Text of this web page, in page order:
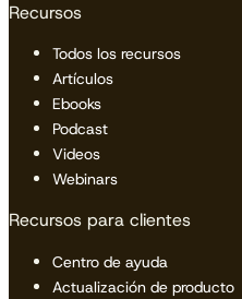
Recursos
Todos los recursos
Artículos
Ebooks
Podcast
Videos
Webinars
Recursos para clientes
Centro de ayuda
Actualización de producto